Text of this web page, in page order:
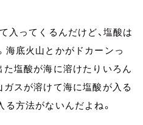
入ってくるんだけど、塩酸は
海底火山とかがドカーンっ
た塩酸が海に溶けたりいろん
ガスが溶けて海に塩酸が入る
方法がないんだよね。